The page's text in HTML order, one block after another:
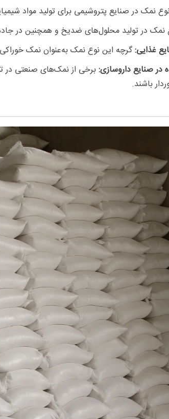
نمک در صنایع پتروشیمی برای تولید مواد
نمک در تولید محلول‌های ضدیخ و همچنین در
غذایی:گرچه این نوع نمک به‌عنوان نمک خوراکی
در صنایع داروسازی:برخی از نمک‌های صنعتی در
باشند.